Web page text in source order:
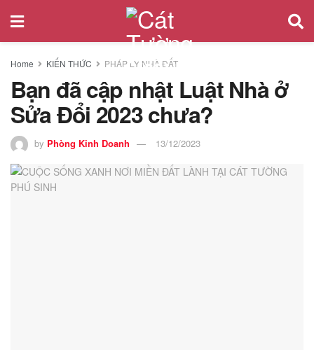
Home KIẾN THỨC PHÁP LÝ NHÀ ĐẤT
Bạn đã cập nhật Luật Nhà ở
Sửa Đổi 2023 chưa?
by Phòng Kinh Doanh 13/12/2023